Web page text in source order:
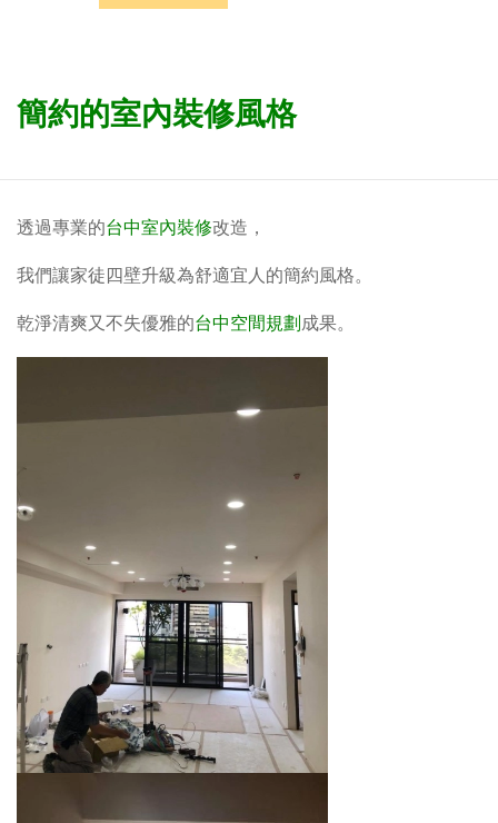
簡約的室內裝修風格
透過專業的台中室內裝修改造，
我們讓家徒四壁升級為舒適宜人的簡約風格。
乾淨清爽又不失優雅的台中空間規劃成果。